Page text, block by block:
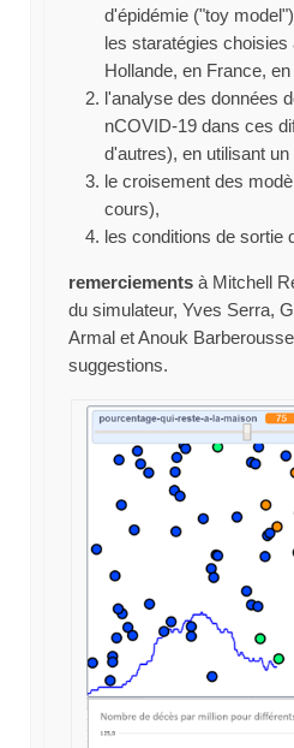
d'épidémie ("toy
les staratégies
Hollande, en France,
l'analyse des données
nCOVID-19 dans ces
d'autres), en utilisant un
le croisement des
cours),
les conditions de sortie
remerciements à Mitchell
du simulateur, Yves Serra,
Armal et Anouk
suggestions.